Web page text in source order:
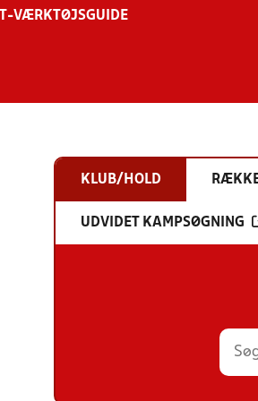
IT-VÆRKTØJSGUIDE
KLUB/HOLD
UDVIDET KAMPSØGNING